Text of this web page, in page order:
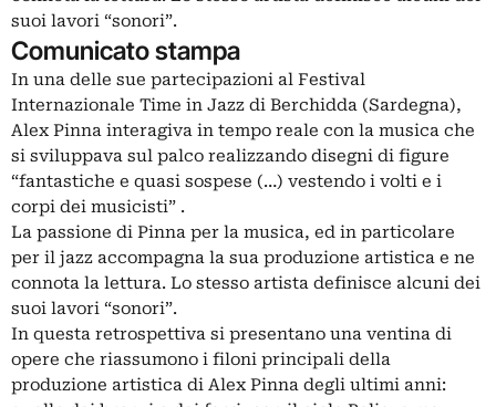
suoi lavori “sonori”.
Comunicato stampa
In una delle sue partecipazioni al Festival
Internazionale Time in Jazz di Berchidda (Sardegna),
Alex Pinna interagiva in tempo reale con la musica che
si sviluppava sul palco realizzando disegni di figure
“fantastiche e quasi sospese (…) vestendo i volti e i
corpi dei musicisti” .
La passione di Pinna per la musica, ed in particolare
per il jazz accompagna la sua produzione artistica e ne
connota la lettura. Lo stesso artista definisce alcuni dei
suoi lavori “sonori”.
In questa retrospettiva si presentano una ventina di
opere che riassumono i filoni principali della
produzione artistica di Alex Pinna degli ultimi anni: